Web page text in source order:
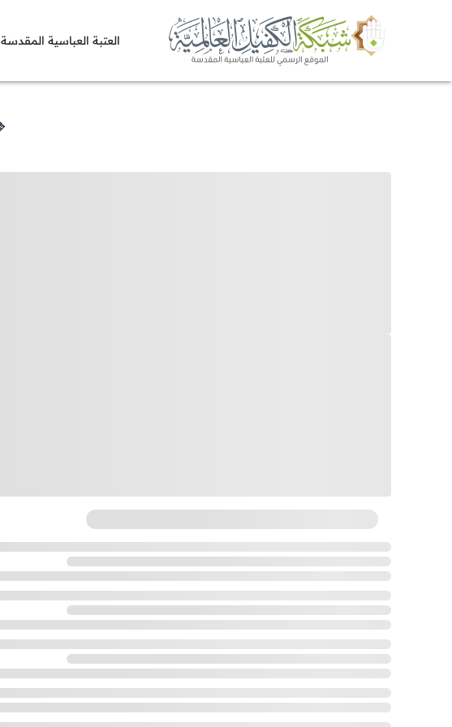
العتبة العباسية المقدسة